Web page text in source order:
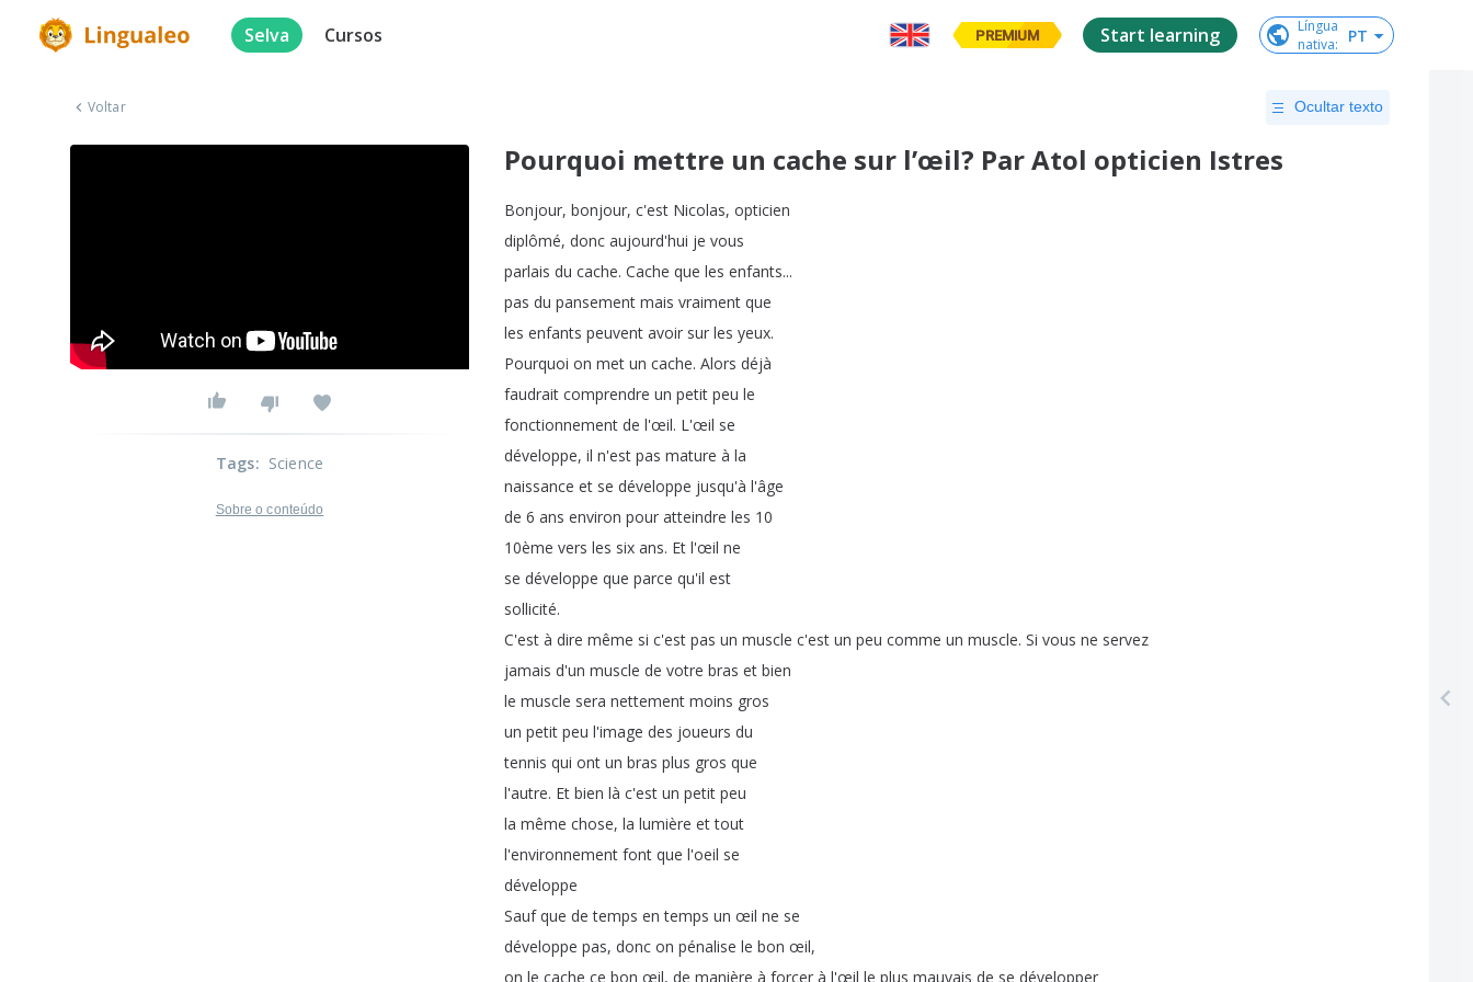
Selva Cursos PREMIUM Start learning
Língua
nativa: PT
Voltar Ocultar texto
Pourquoi mettre un cache sur l’œil? Par Atol opticien Istres
Bonjour, bonjour, c'est Nicolas, opticien
diplômé, donc aujourd'hui je vous
parlais du cache. Cache que les enfants...
pas du pansement mais vraiment que
les enfants peuvent avoir sur les yeux.
Pourquoi on met un cache. Alors déjà
faudrait comprendre un petit peu le
fonctionnement de l'œil. L'œil se
développe, il n'est pas mature à la
naissance et se développe jusqu'à l'âge
de 6 ans environ pour atteindre les 10
10ème vers les six ans. Et l'œil ne
se développe que parce qu'il est
sollicité.
C'est à dire même si c'est pas un muscle c'est un peu comme un muscle. Si vous ne servez
jamais d'un muscle de votre bras et bien
le muscle sera nettement moins gros
un petit peu l'image des joueurs du
tennis qui ont un bras plus gros que
l'autre. Et bien là c'est un petit peu
la même chose, la lumière et tout
l'environnement font que l'oeil se
développe
Sauf que de temps en temps un œil ne se
développe pas, donc on pénalise le bon œil,
on le cache ce bon œil, de manière à forcer à l'œil le plus mauvais de se développer
Tags: Science
Sobre o conteúdo